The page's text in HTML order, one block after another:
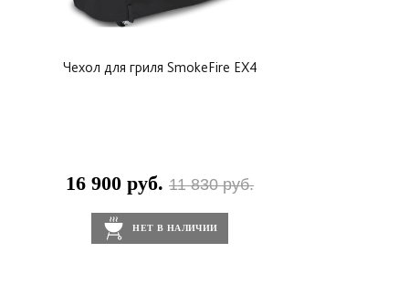
Чехол для гриля SmokeFire EX4
16 900 руб. 11 830 руб.
НЕТ В НАЛИЧИИ